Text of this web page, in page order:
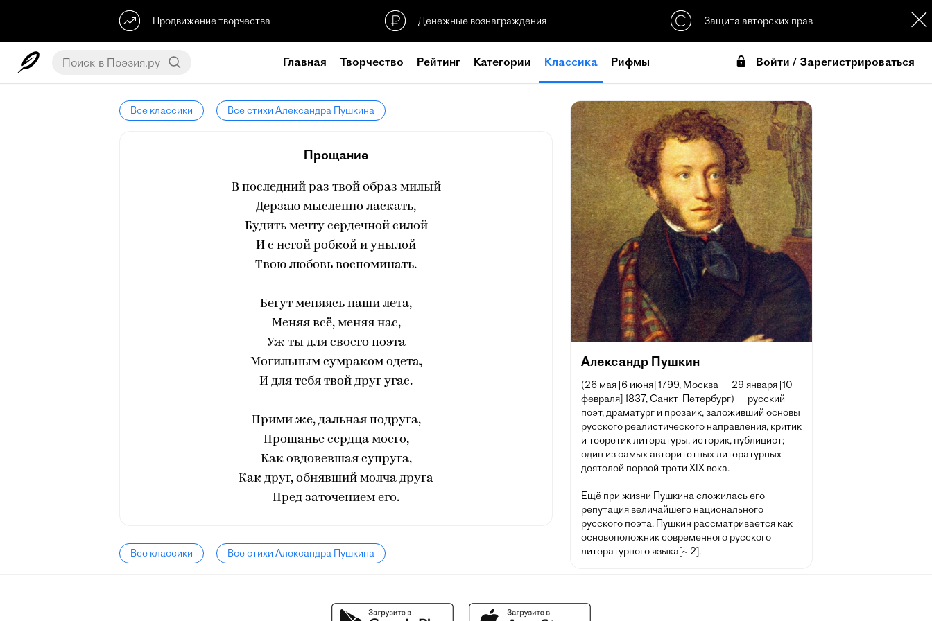
Продвижение творчества Денежные вознаграждения Защита авторских прав
Главная Творчество Рейтинг Категории Классика Рифмы Войти / Зарегистрироваться
Все классики Все стихи Александра Пушкина
Прощание
В последний раз твой образ милый
Дерзаю мысленно ласкать,
Будить мечту сердечной силой
И с негой робкой и унылой
Твою любовь воспоминать.
Бегут меняясь наши лета,
Меняя всё, меняя нас,
Уж ты для своего поэта
Могильным сумраком одета,
И для тебя твой друг угас.
Прими же, дальная подруга,
Прощанье сердца моего,
Как овдовевшая супруга,
Как друг, обнявший молча друга
Пред заточением его.
Все классики Все стихи Александра Пушкина
Александр Пушкин
(26 мая [6 июня] 1799, Москва — 29 января [10
февраля] 1837, Санкт-Петербург) — русский
поэт, драматург и прозаик, заложивший основы
русского реалистического направления, критик
и теоретик литературы, историк, публицист;
один из самых авторитетных литературных
деятелей первой трети XIX века.
Ещё при жизни Пушкина сложилась его
репутация величайшего национального
русского поэта. Пушкин рассматривается как
основоположник современного русского
литературного языка[~ 2].